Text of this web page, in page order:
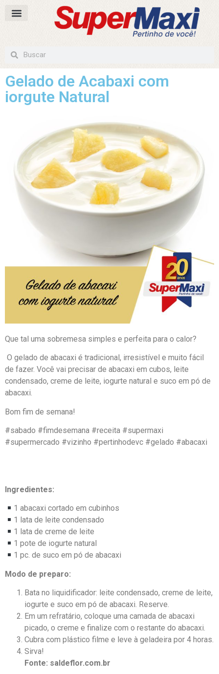
Gelado de Acabaxi com
iorgute Natural
Que tal uma sobremesa simples e perfeita para o calor?
O gelado de abacaxi é tradicional, irresistível e muito fácil
de fazer. Você vai precisar de abacaxi em cubos, leite
condensado, creme de leite, iogurte natural e suco em pó de
abacaxi.
Bom fim de semana!
#sabado #fimdesemana #receita #supermaxi
#supermercado #vizinho #pertinhodevc #gelado #abacaxi
Ingredientes:
1 abacaxi cortado em cubinhos
1 lata de leite condensado
1 lata de creme de leite
1 pote de iogurte natural
1 pc. de suco em pó de abacaxi
Modo de preparo:
Bata no liquidificador: leite condensado, creme de leite,
iogurte e suco em pó de abacaxi. Reserve.
Em um refratário, coloque uma camada de abacaxi
picado, o creme e finalize com o restante do abacaxi.
Cubra com plástico filme e leve à geladeira por 4 horas.
Sirva!
Fonte: saldeflor.com.br